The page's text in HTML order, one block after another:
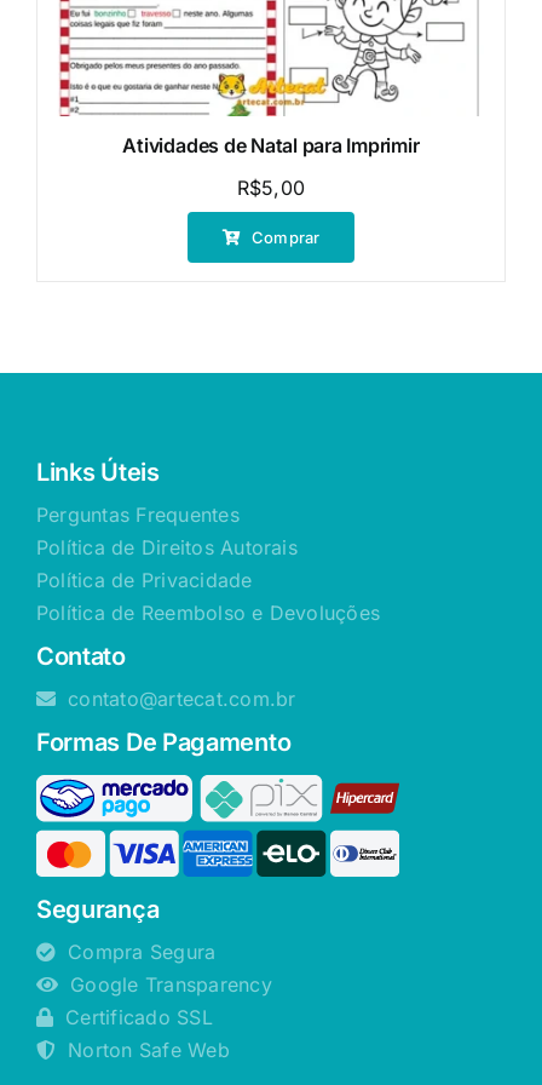
Atividades de Natal para Imprimir
R$5,00
Comprar
Links Úteis
Perguntas Frequentes
Política de Direitos Autorais
Política de Privacidade
Política de Reembolso e Devoluções
Contato
contato@artecat.com.br
Formas De Pagamento
Segurança
Compra Segura
Google Transparency
Certificado SSL
Norton Safe Web